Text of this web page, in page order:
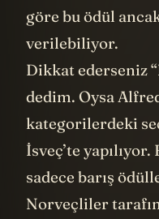
göre bu ödül
verilebiliyor.
Dikkat ederseniz
dedim. Oysa
kategorilerdeki
İsveç’te
sadece barış
Norveçliler